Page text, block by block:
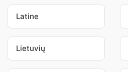
Latine
Lietuvių